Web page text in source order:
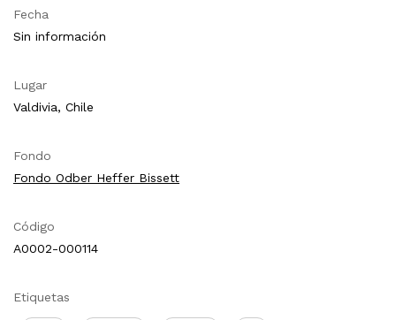
Fecha
Sin información
Lugar
Valdivia, Chile
Fondo
Fondo Odber Heffer Bissett
Código
A0002-000114
Etiquetas